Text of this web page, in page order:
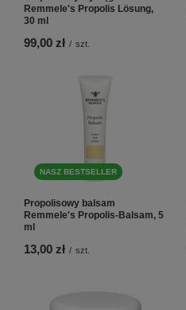
Remmele's Propolis Lösung,
30 ml
99,00 zł / szt.
NASZ BESTSELLER
Propolisowy balsam
Remmele's Propolis-Balsam, 5
ml
13,00 zł / szt.